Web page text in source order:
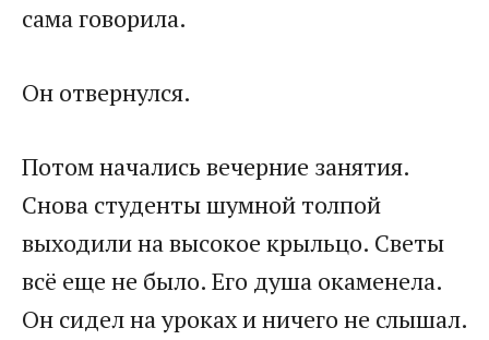
сама говорила.
Он отвернулся.
Потом начались вечерние занятия.
Снова студенты шумной толпой
выходили на высокое крыльцо. Светы
всё еще не было. Его душа окаменела.
Он сидел на уроках и ничего не слышал.